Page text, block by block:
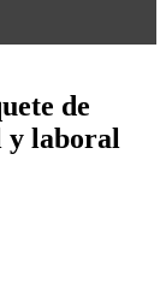
de
y laboral